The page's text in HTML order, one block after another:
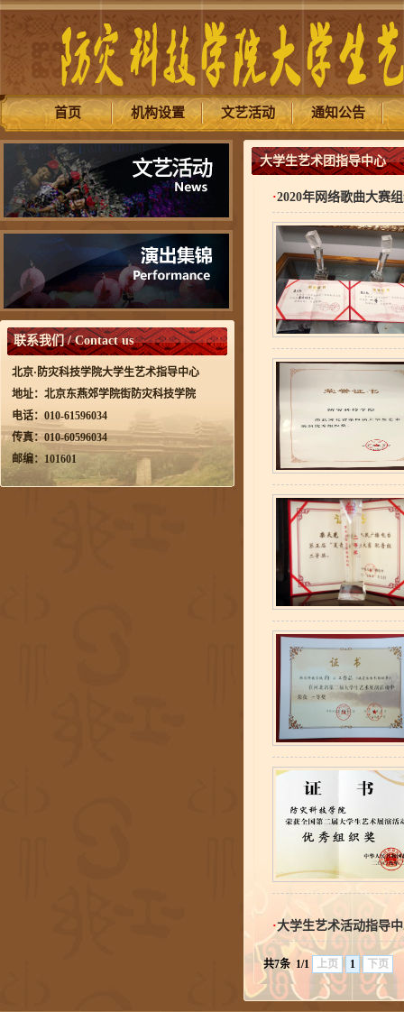
首页 机构设置 文艺活动 通知公告
联系我们 / Contact us
北京·防灾科技学院大学生艺术指导中心
地址：北京东燕郊学院街防灾科技学院
电话：010-61596034
传真：010-60596034
邮编：101601
大学生艺术团指导中心
·2020年网络歌曲大赛
·大学生艺术活动指导
共7条 1/1 上页 1 下页